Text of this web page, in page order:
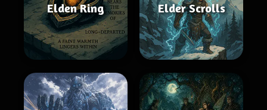
Elden Ring Elder Scrolls